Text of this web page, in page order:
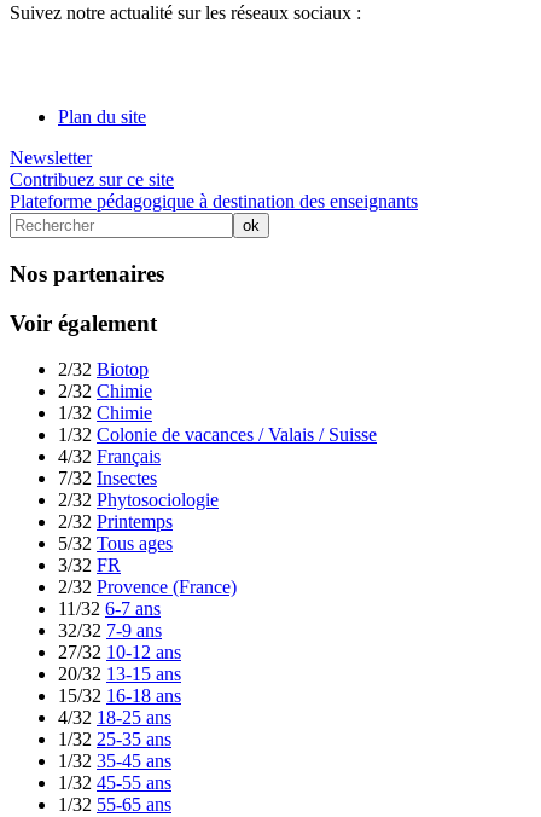
Suivez notre actualité sur les réseaux sociaux :
Plan du site
Newsletter
Contribuez sur ce site
Plateforme pédagogique à destination des enseignants
Nos partenaires
Voir également
2/32 Biotop
2/32 Chimie
1/32 Chimie
1/32 Colonie de vacances / Valais / Suisse
4/32 Français
7/32 Insectes
2/32 Phytosociologie
2/32 Printemps
5/32 Tous ages
3/32 FR
2/32 Provence (France)
11/32 6-7 ans
32/32 7-9 ans
27/32 10-12 ans
20/32 13-15 ans
15/32 16-18 ans
4/32 18-25 ans
1/32 25-35 ans
1/32 35-45 ans
1/32 45-55 ans
1/32 55-65 ans